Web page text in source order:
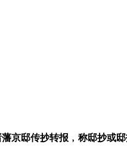
京邸传抄转报﹐称邸抄或